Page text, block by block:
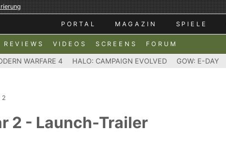
PORTAL MAGAZIN SPIELE
REVIEWS VIDEOS SCREENS FORUM
WARFARE 4 HALO: CAMPAIGN EVOLVED GOW: E-DAY
2
2 - Launch-Trailer